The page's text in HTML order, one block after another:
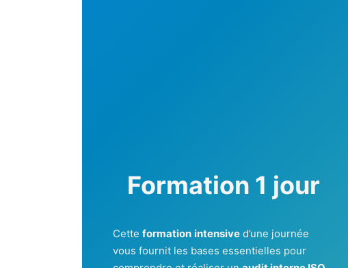
Formation 1 jour
Cetteformation intensive d’une journée
vous fournit les bases essentielles pour